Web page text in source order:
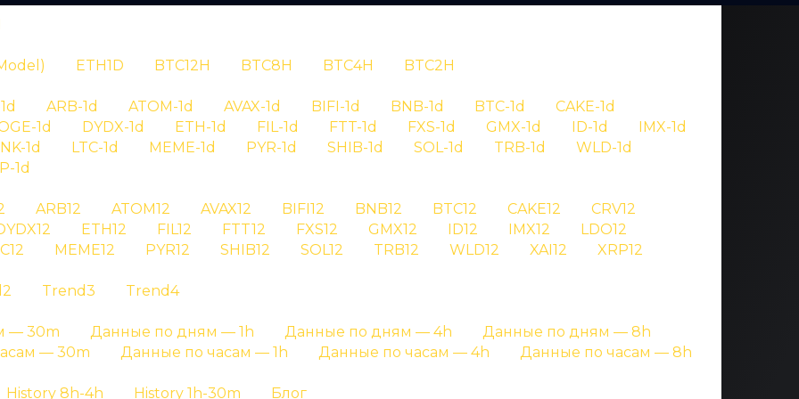
ETH1D BTC12H BTC8H BTC4H
BTC2H
ARB-1d ATOM-1d AVAX-1d BIFI-1d BNB-1d BTC-1d
CAKE-1d
1d DYDX-1d ETH-1d FIL-1d FTT-1d FXS-1d GMX-1d ID-1d
IMX-1d
1d LTC-1d MEME-1d PYR-1d SHIB-1d SOL-1d TRB-1d
WLD-1d
1d
ARB12 ATOM12 AVAX12 BIFI12 BNB12 BTC12 CAKE12
CRV12
ETH12 FIL12 FTT12 FXS12 GMX12 ID12 IMX12
LDO12
MEME12 PYR12 SHIB12 SOL12 TRB12 WLD12 XAI12
XRP12
Trend3
Trend4
— 30m
Данные по дням — 1h Данные по дням — 4h
Данные по дням — 8h
— 30m
Данные по часам — 1h Данные по часам — 4h
Данные по часам — 8h
History 8h-4h History 1h-30m Блог
сигналов meme
на графике результатов и на отдельных страницах с подробными данными
Главная страница» История сигналов